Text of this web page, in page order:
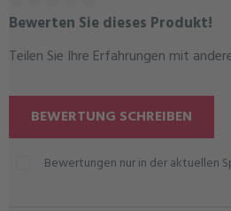
Durchschnittliche Bewertung von 0
Bewerten Sie dieses Produkt!
Teilen Sie Ihre Erfahrungen mit
BEWERTUNG SCHREIBEN
Bewertungen nur in der aktuellen